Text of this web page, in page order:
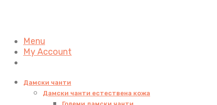
Menu
My Account
Дамски чанти
Дамски чанти естествена кожа